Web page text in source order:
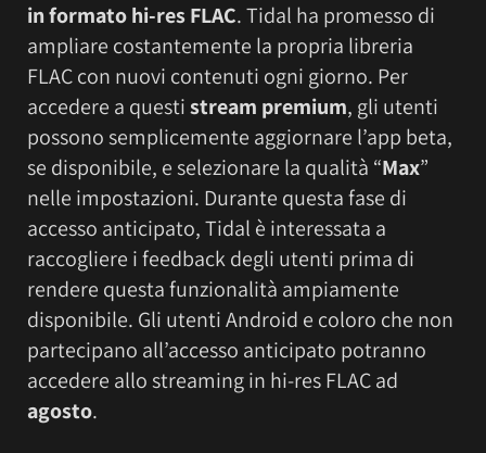
in formato hi-res FLAC. Tidal ha promesso di
ampliare costantemente la propria libreria
FLAC con nuovi contenuti ogni giorno. Per
accedere a questistream premium, gli utenti
possono semplicemente aggiornare l’app beta,
se disponibile, e selezionare la qualità “Max”
nelle impostazioni. Durante questa fase di
accesso anticipato, Tidal è interessata a
raccogliere i feedback degli utenti prima di
rendere questa funzionalità ampiamente
disponibile. Gli utenti Android e coloro che non
partecipano all’accesso anticipato potranno
accedere allo streaming in hi-res FLAC ad
agosto.